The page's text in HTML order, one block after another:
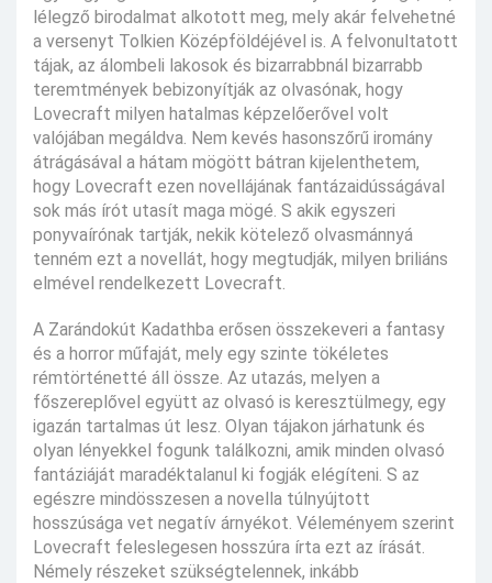
lélegző birodalmat alkotott meg, mely akár felvehetné
a versenyt Tolkien Középföldéjével is. A felvonultatott
tájak, az álombeli lakosok és bizarrabbnál bizarrabb
teremtmények bebizonyítják az olvasónak, hogy
Lovecraft milyen hatalmas képzelőerővel volt
valójában megáldva. Nem kevés hasonszőrű iromány
átrágásával a hátam mögött bátran kijelenthetem,
hogy Lovecraft ezen novellájának fantázaidússágával
sok más írót utasít maga mögé. S akik egyszeri
ponyvaírónak tartják, nekik kötelező olvasmánnyá
tenném ezt a novellát, hogy megtudják, milyen briliáns
elmével rendelkezett Lovecraft.
A Zarándokút Kadathba erősen összekeveri a fantasy
és a horror műfaját, mely egy szinte tökéletes
rémtörténetté áll össze. Az utazás, melyen a
főszereplővel együtt az olvasó is keresztülmegy, egy
igazán tartalmas út lesz. Olyan tájakon járhatunk és
olyan lényekkel fogunk találkozni, amik minden olvasó
fantáziáját maradéktalanul ki fogják elégíteni. S az
egészre mindösszesen a novella túlnyújtott
hosszúsága vet negatív árnyékot. Véleményem szerint
Lovecraft feleslegesen hosszúra írta ezt az írását.
Némely részeket szükségtelennek, inkább